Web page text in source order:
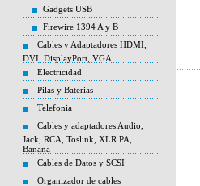
Gadgets USB
Firewire 1394 A y B
Cables y Adaptadores HDMI,
DVI, DisplayPort, VGA
Electricidad
Pilas y Baterias
Telefonia
Cables y adaptadores Audio,
Jack, RCA, Toslink, XLR PA,
Banana
Cables de Datos y SCSI
Organizador de cables